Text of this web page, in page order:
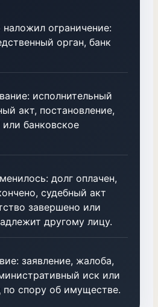
ограничение:
орган, банк
исполнительный
акт, постановление,
банковское
долг оплачен,
судебный акт
завершено или
другому лицу.
заявление, жалоба,
иск или
спору об имуществе.